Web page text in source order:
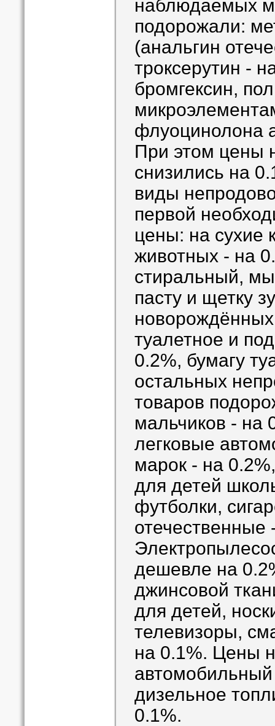
наблюдаемых
подорожали:
(анальгин
троксерутин -
бромгексин,
флуоцинолона
При этом цены
снизились на
виды
первой
цены: на сухие
животных - на
стиральный,
пасту и щетку
туалетное и
0.2%, бумагу
остальных
товаров
мальчиков - на
легковые
марок - на
для детей
футболки,
отечественные
дешевле на
джинсовой
для детей,
телевизоры,
на 0.1%. Цены
дизельное
0.1%.